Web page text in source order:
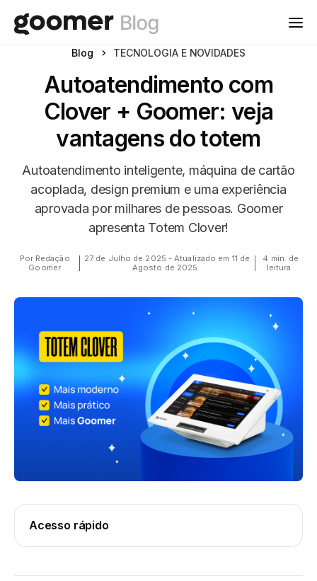
Blog TECNOLOGIA E NOVIDADES
Autoatendimento com
Clover + Goomer: veja
vantagens do totem
Autoatendimento inteligente, máquina de cartão
acoplada, design premium e uma experiência
aprovada por milhares de pessoas. Goomer
apresenta Totem Clover!
Por Redação
Goomer
27 de Julho de 2025 - Atualizado em 11 de
Agosto de 2025
4 min. de
leitura
Acesso rápido